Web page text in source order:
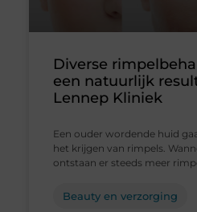
Diverse
een natuurlijk
Lennep Kliniek
Een ouder wordende huid
het krijgen van rimpels.
ontstaan er steeds meer
Beauty en verzorging